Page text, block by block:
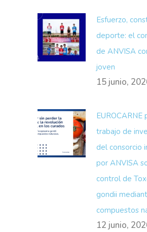
Esfuerzo,
deporte: el
de ANVISA
joven
15 junio,
EUROCARNE
trabajo de
del consorcio
por ANVISA
control de
gondii
compuestos
12 junio,